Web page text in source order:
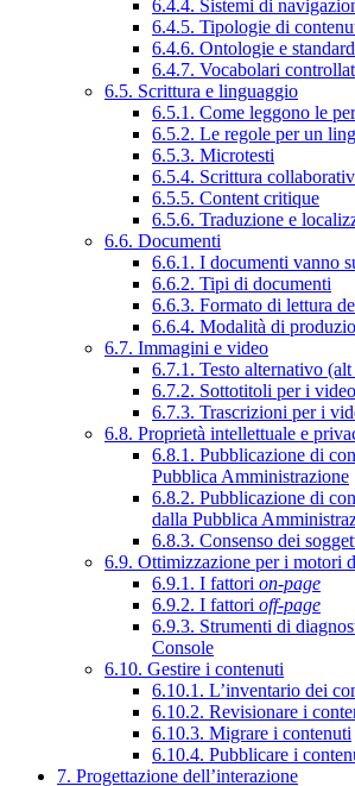
6.4.4. Sistemi di
6.4.5. Tipologie di
6.4.6. Ontologie e standard
6.4.7. Vocabolari
6.5. Scrittura e linguaggio
6.5.1. Come leggono le
6.5.2. Le regole per un
6.5.3. Microtesti
6.5.4. Scrittura
6.5.5. Content critique
6.5.6. Traduzione e
6.6. Documenti
6.6.1. I documenti vanno
6.6.2. Tipi di documenti
6.6.3. Formato di lettura
6.6.4. Modalità di
6.7. Immagini e video
6.7.1. Testo alternativo
6.7.2. Sottotitoli per i video
6.7.3. Trascrizioni per i
6.8. Proprietà intellettuale e
6.8.1. Pubblicazione di
Pubblica Amministrazione
6.8.2. Pubblicazione di
dalla Pubblica
6.8.3. Consenso dei
6.9. Ottimizzazione per i motori
6.9.1. I fattori on-page
6.9.2. I fattori off-page
6.9.3. Strumenti di
Console
6.10. Gestire i contenuti
6.10.1. L’inventario dei
6.10.2. Revisionare i
6.10.3. Migrare i contenuti
6.10.4. Pubblicare i
7. Progettazione dell’interazione